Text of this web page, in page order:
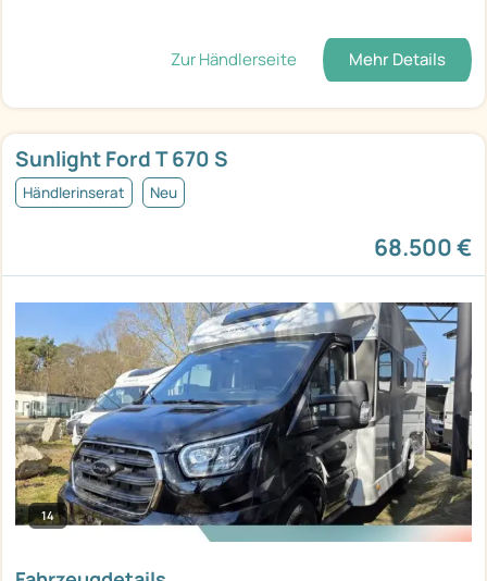
Zur Händlerseite Mehr Details
Sunlight Ford T 670 S
Händlerinserat Neu
68.500 €
14